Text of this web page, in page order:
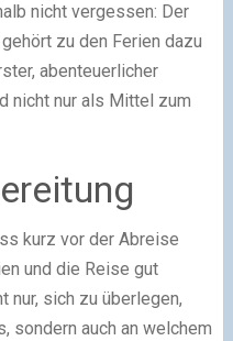
nicht vergessen: Der
zu den Ferien dazu
abenteuerlicher
nicht nur als Mittel zum
kurz vor der Abreise
und die Reise gut
nur, sich zu überlegen,
sondern auch an welchem